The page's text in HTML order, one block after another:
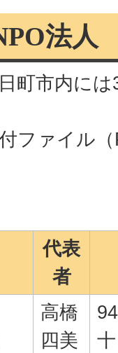
法人
町市内に
ファイル
代表
者
高橋
四美